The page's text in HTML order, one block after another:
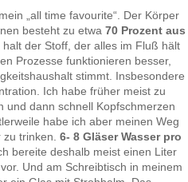
„all time favourite“. Der Körper
besteht zu etwa 70 Prozent aus
halt der Stoff, der alles im Fluß hält
Prozesse funktionieren besser,
stimmt. Insbesondere
Ich habe früher meist zu
und dann schnell Kopfschmerzen
habe ich aber meinen Weg
trinken. 6- 8 Gläser Wasser pro
bereite deshalb meist einen Liter
Und am Schreibtisch in meinem